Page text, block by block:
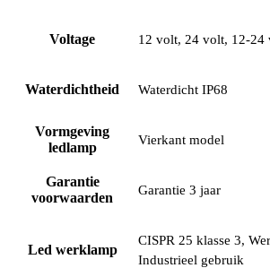
Voltage 12 volt, 24 volt, 12-24
Waterdichtheid Waterdicht IP68
Vormgeving
ledlamp
Vierkant model
Garantie
voorwaarden
Garantie 3 jaar
Led werklamp
CISPR 25 klasse 3,
Industrieel gebruik